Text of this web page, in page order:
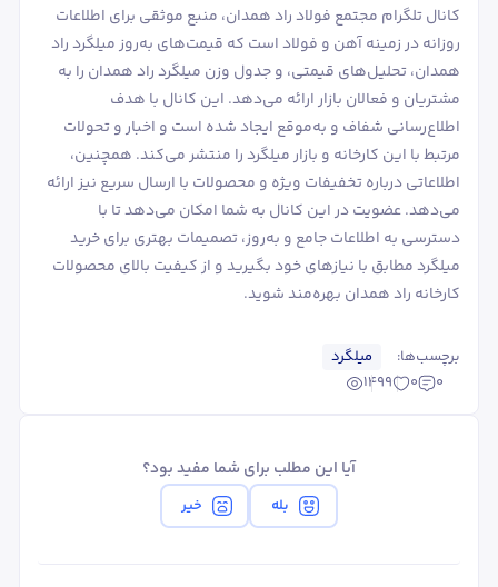
کانال تلگرام مجتمع فولاد راد همدان، منبع موثقی برای اطلاعات
روزانه در زمینه آهن و فولاد است که قیمت‌های به‌روز میلگرد راد
همدان، تحلیل‌های قیمتی، و جدول وزن میلگرد راد همدان را به
مشتریان و فعالان بازار ارائه می‌دهد. این کانال با هدف
اطلاع‌رسانی شفاف و به‌موقع ایجاد شده است و اخبار و تحولات
مرتبط با این کارخانه و بازار میلگرد را منتشر می‌کند. همچنین،
اطلاعاتی درباره تخفیفات ویژه و محصولات با ارسال سریع نیز ارائه
می‌دهد. عضویت در این کانال به شما امکان می‌دهد تا با
دسترسی به اطلاعات جامع و به‌روز، تصمیمات بهتری برای خرید
میلگرد مطابق با نیازهای خود بگیرید و از کیفیت بالای محصولات
کارخانه راد همدان بهره‌مند شوید.
برچسب‌ها:
میلگرد
0
0
1499
آیا این مطلب برای شما مفید بود؟
بله خیر